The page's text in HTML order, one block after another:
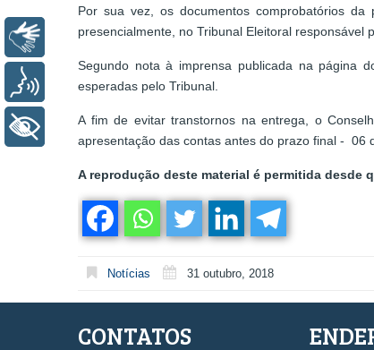
Por sua vez, os documentos comprobatórios
presencialmente, no Tribunal Eleitoral responsável
Segundo nota à imprensa publicada na página
esperadas pelo Tribunal.
A fim de evitar transtornos na entrega, o
apresentação das contas antes do prazo final - 06
A reprodução deste material é permitida desde
Notícias 31 outubro, 2018
CONTATOS
Libras
Voz
+ Acessibilidade